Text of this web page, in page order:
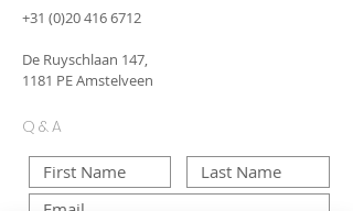
+31 (0)20 416 6712
De Ruyschlaan 147,
1181 PE Amstelveen
Q&A